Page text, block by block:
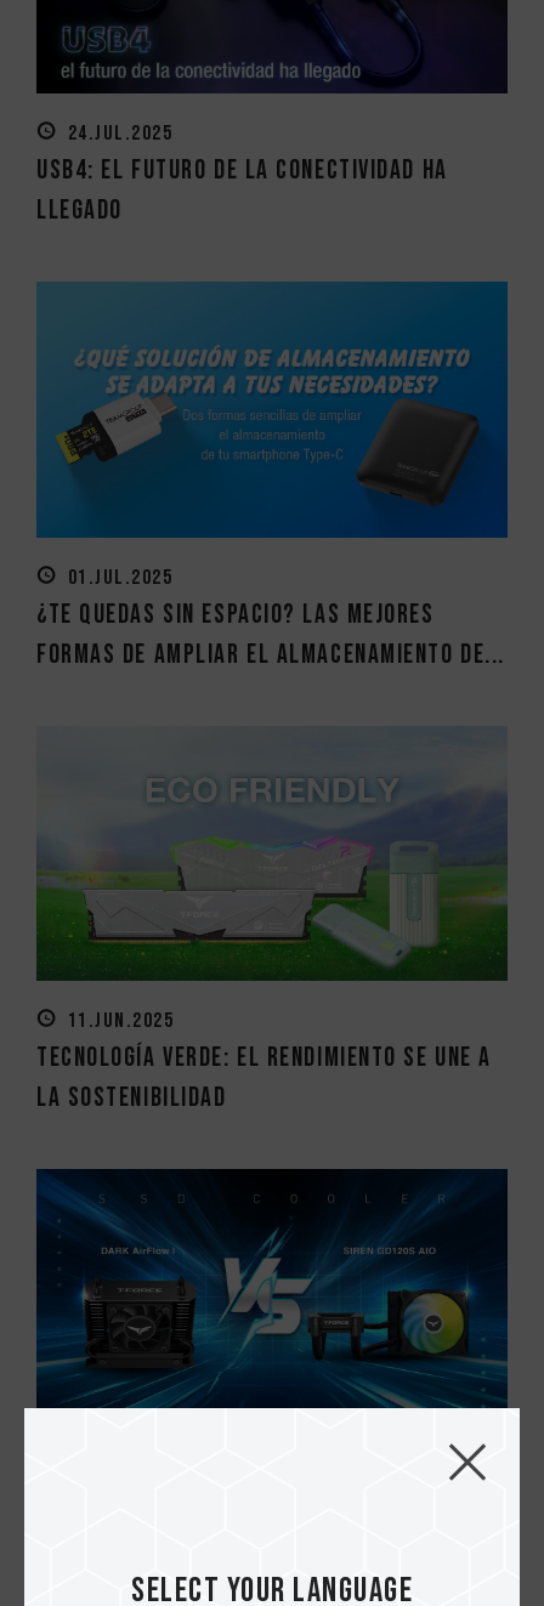
24.JUL.2025
USB4: el futuro de la conectividad ha
llegado
01.JUL.2025
¿Te quedas sin espacio? Las mejores
formas de ampliar el almacenamiento de...
11.JUN.2025
Tecnología verde: El rendimiento se une a
la sostenibilidad
Select your language